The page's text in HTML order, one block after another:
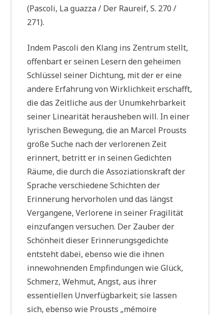
(Pascoli, La guazza / Der Raureif, S. 270 /
271).
Indem Pascoli den Klang ins Zentrum stellt,
offenbart er seinen Lesern den geheimen
Schlüssel seiner Dichtung, mit der er eine
andere Erfahrung von Wirklichkeit erschafft,
die das Zeitliche aus der Unumkehrbarkeit
seiner Linearität herausheben will. In einer
lyrischen Bewegung, die an Marcel Prousts
große Suche nach der verlorenen Zeit
erinnert, betritt er in seinen Gedichten
Räume, die durch die Assoziationskraft der
Sprache verschiedene Schichten der
Erinnerung hervorholen und das längst
Vergangene, Verlorene in seiner Fragilität
einzufangen versuchen. Der Zauber der
Schönheit dieser Erinnerungsgedichte
entsteht dabei, ebenso wie die ihnen
innewohnenden Empfindungen wie Glück,
Schmerz, Wehmut, Angst, aus ihrer
essentiellen Unverfügbarkeit; sie lassen
sich, ebenso wie Prousts „mémoire